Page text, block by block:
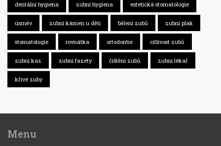
dentální hygiena zubní hygiena estetická stomatologie
úsměv zubní kámen u dětí bělení zubů zubní plak
stomatologie rovnátka ortodontie citlivost zubů
zubní kaz zubní fazety čištění zubů zubní lékař
křivé zuby
Menu